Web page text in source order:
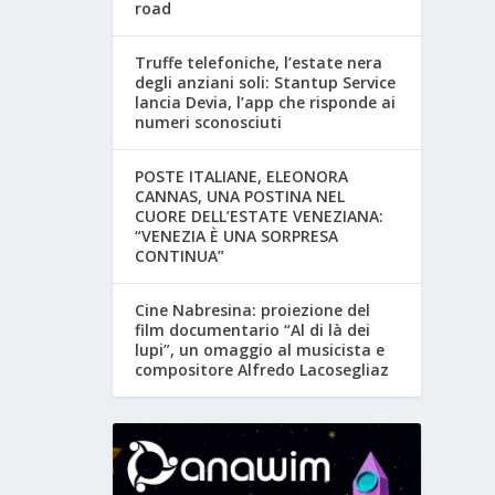
road
Truffe telefoniche, l’estate nera
degli anziani soli: Stantup Service
lancia Devia, l’app che risponde ai
numeri sconosciuti
POSTE ITALIANE, ELEONORA
CANNAS, UNA POSTINA NEL
CUORE DELL’ESTATE VENEZIANA:
“VENEZIA È UNA SORPRESA
CONTINUA”
Cine Nabresina: proiezione del
film documentario “Al di là dei
lupi”, un omaggio al musicista e
compositore Alfredo Lacosegliaz